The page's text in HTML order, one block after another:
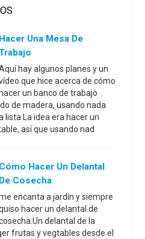
Hacer Una Mesa De
hay algunos planes y un
que hice acerca de cómo
un banco de trabajo
de madera, usando nada
lista La idea era hacer un
así que usando nad
Cómo Hacer Un Delantal
De Cosecha
encanta a jardín y siempre
hacer un delantal de
delantal de la
frutas y vegtables desde el